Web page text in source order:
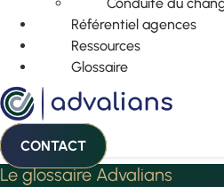
Référentiel agences
Ressources
Glossaire
CONTACT
Le glossaire Advalians